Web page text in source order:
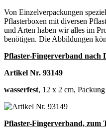
Von Einzelverpackungen
Pflasterboxen mit diversen
und Arten haben wir alles im
benötigen. Die Abbildungen
Pflaster-Fingerverband nach
Artikel Nr. 93149
wasserfest, 12 x 2 cm,
Pflaster-Fingerverband, zum